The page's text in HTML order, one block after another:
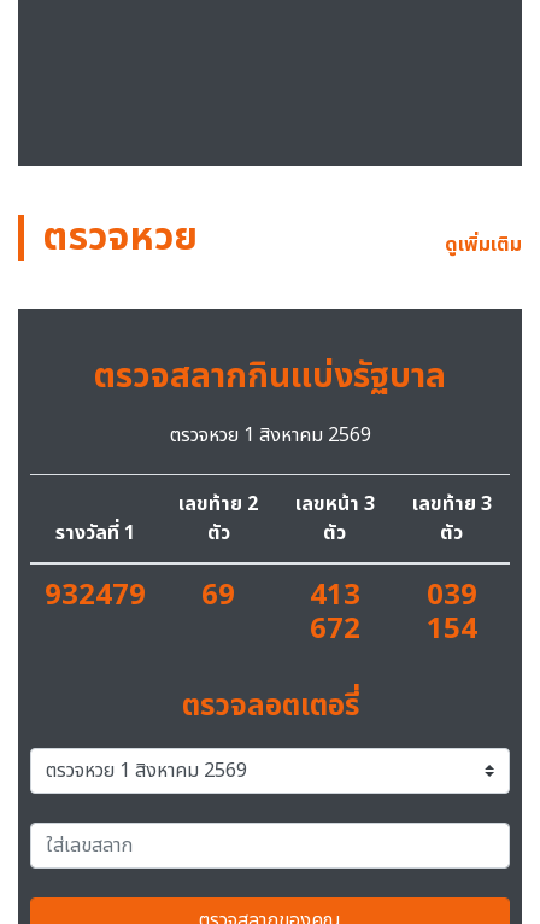
ตรวจหวย ดูเพิ่มเติม
ตรวจสลากกินแบ่งรัฐบาล
ตรวจหวย 1 สิงหาคม 2569
รางวัลที่ 1
เลขท้าย 2
ตัว
เลขหน้า 3
ตัว
เลขท้าย 3
ตัว
932479 69 413
672
039
154
ตรวจลอตเตอรี่